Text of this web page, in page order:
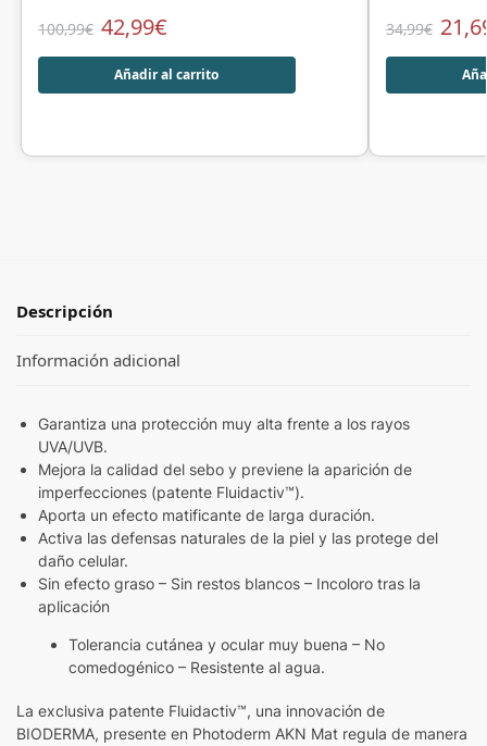
100,99€ 42,99€
Añadir al carrito
34,99€
Descripción
Información adicional
Garantiza una protección muy alta frente a los rayos
UVA/UVB.
Mejora la calidad del sebo y previene la aparición de
imperfecciones (patente Fluidactiv™).
Aporta un efecto matificante de larga duración.
Activa las defensas naturales de la piel y las protege del
daño celular.
Sin efecto graso – Sin restos blancos – Incoloro tras la
aplicación
Tolerancia cutánea y ocular muy buena – No
comedogénico – Resistente al agua.
La exclusiva patente Fluidactiv™, una innovación de
BIODERMA, presente en Photoderm AKN Mat regula de manera